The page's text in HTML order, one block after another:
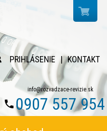
PRIHLÁSENIE | KONTAKT
info@rozvadzace-revizie.sk
0907 557 954